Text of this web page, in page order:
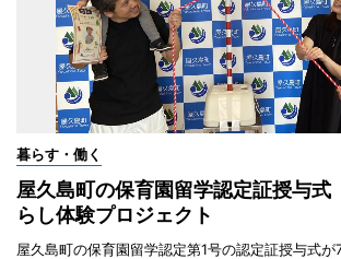
暮らす・働く
屋久島町の保育園留学認定証授与
らし体験プロジェクト
屋久島町の保育園留学認定第1号の認定証授与式